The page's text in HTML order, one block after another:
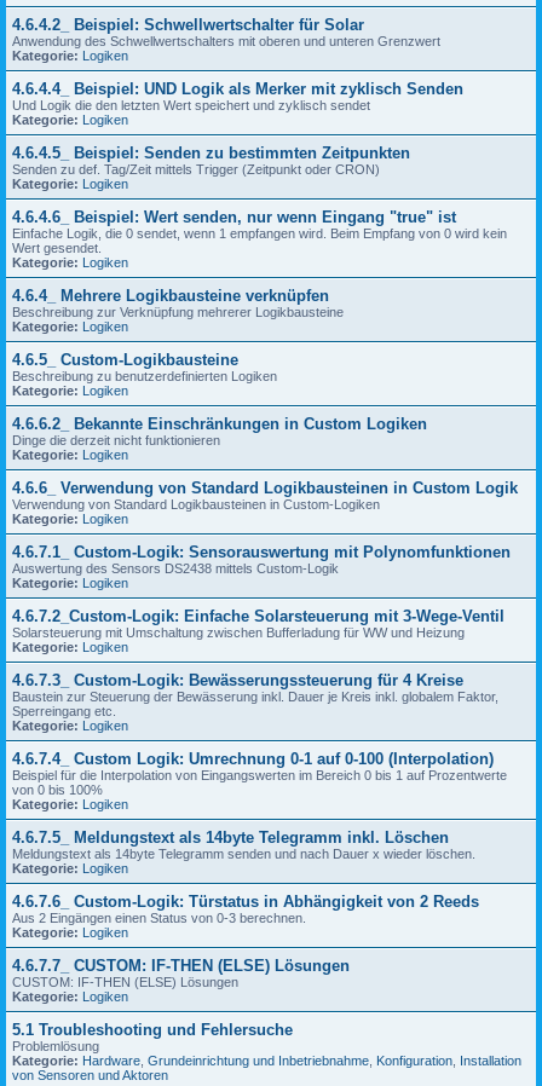
4.6.4.2_ Beispiel: Schwellwertschalter für Solar
Anwendung des Schwellwertschalters mit oberen und unteren Grenzwert
Kategorie: Logiken
4.6.4.4_ Beispiel: UND Logik als Merker mit zyklisch Senden
Und Logik die den letzten Wert speichert und zyklisch sendet
Kategorie: Logiken
4.6.4.5_ Beispiel: Senden zu bestimmten Zeitpunkten
Senden zu def. Tag/Zeit mittels Trigger (Zeitpunkt oder CRON)
Kategorie: Logiken
4.6.4.6_ Beispiel: Wert senden, nur wenn Eingang "true" ist
Einfache Logik, die 0 sendet, wenn 1 empfangen wird. Beim Empfang von 0 wird kein
Wert gesendet.
Kategorie: Logiken
4.6.4_ Mehrere Logikbausteine verknüpfen
Beschreibung zur Verknüpfung mehrerer Logikbausteine
Kategorie: Logiken
4.6.5_ Custom-Logikbausteine
Beschreibung zu benutzerdefinierten Logiken
Kategorie: Logiken
4.6.6.2_ Bekannte Einschränkungen in Custom Logiken
Dinge die derzeit nicht funktionieren
Kategorie: Logiken
4.6.6_ Verwendung von Standard Logikbausteinen in Custom Logik
Verwendung von Standard Logikbausteinen in Custom-Logiken
Kategorie: Logiken
4.6.7.1_ Custom-Logik: Sensorauswertung mit Polynomfunktionen
Auswertung des Sensors DS2438 mittels Custom-Logik
Kategorie: Logiken
4.6.7.2_Custom-Logik: Einfache Solarsteuerung mit 3-Wege-Ventil
Solarsteuerung mit Umschaltung zwischen Bufferladung für WW und Heizung
Kategorie: Logiken
4.6.7.3_ Custom-Logik: Bewässerungssteuerung für 4 Kreise
Baustein zur Steuerung der Bewässerung inkl. Dauer je Kreis inkl. globalem Faktor,
Sperreingang etc.
Kategorie: Logiken
4.6.7.4_ Custom Logik: Umrechnung 0-1 auf 0-100 (Interpolation)
Beispiel für die Interpolation von Eingangswerten im Bereich 0 bis 1 auf Prozentwerte
von 0 bis 100%
Kategorie: Logiken
4.6.7.5_ Meldungstext als 14byte Telegramm inkl. Löschen
Meldungstext als 14byte Telegramm senden und nach Dauer x wieder löschen.
Kategorie: Logiken
4.6.7.6_ Custom-Logik: Türstatus in Abhängigkeit von 2 Reeds
Aus 2 Eingängen einen Status von 0-3 berechnen.
Kategorie: Logiken
4.6.7.7_ CUSTOM: IF-THEN (ELSE) Lösungen
CUSTOM: IF-THEN (ELSE) Lösungen
Kategorie: Logiken
5.1 Troubleshooting und Fehlersuche
Problemlösung
Kategorie: Hardware Grundeinrichtung und Inbetriebnahme Konfiguration Installation
von Sensoren und Aktoren